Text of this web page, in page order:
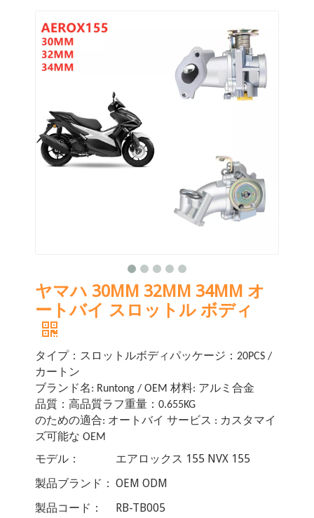
ヤマハ 30MM 32MM 34MM オ
ートバイ スロットル ボディ
タイプ：スロットルボディパッケージ：20PCS /
カートン
ブランド名: Runtong / OEM 材料: アルミ合金
品質：高品質ラフ重量：0.655KG
のための適合: オートバイ サービス : カスタマイ
ズ可能な OEM
モデル：
エアロックス 155 NVX 155
製品ブランド： OEM ODM
製品コード：
RB-TB005